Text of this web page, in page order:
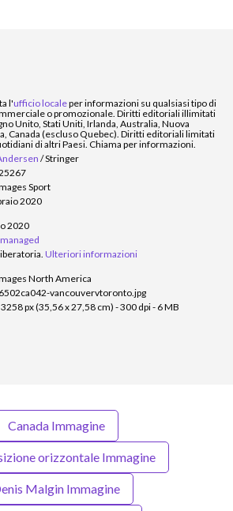
l'ufficio localeper informazioni su qualsiasi tipo di
o promozionale. Diritti editoriali illimitati
Unito, Stati Uniti, Irlanda, Australia, Nuova
Canada (escluso Quebec). Diritti editoriali limitati
di altri Paesi. Chiama per informazioni.
/Stringer
Sport
2020
2020
Ulteriori informazioni
North America
vancouvervtoronto.jpg
px (35,56 x 27,58 cm) - 300 dpi - 6 MB
Canada Immagine
orizzontale Immagine
Malgin Immagine